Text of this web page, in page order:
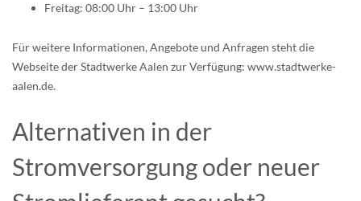
Freitag: 08:00 Uhr – 13:00 Uhr
Für weitere Informationen, Angebote und Anfragen steht die
Webseite der Stadtwerke Aalen zur Verfügung: www.stadtwerke-
aalen.de.
Alternativen in der
Stromversorgung oder neuer